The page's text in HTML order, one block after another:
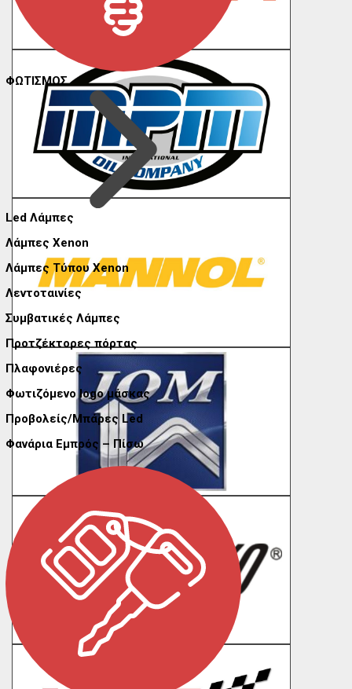
ΦΩΤΙΣΜΟΣ
Led Λάμπες
Λάμπες Xenon
Λάμπες Τύπου Xenon
Λεντοταινίες
Συμβατικές Λάμπες
Προτζέκτορες πόρτας
Πλαφονιέρες
Φωτιζόμενο logo μάσκας
Προβολείς/Μπάρες Led
Φανάρια Εμπρός – Πίσω